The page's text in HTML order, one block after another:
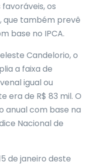
os
que também prevê
base no IPCA.
Candelorio, o
a faixa de
igual ou
era de R$ 83 mil. O
anual com base na
Nacional de
de janeiro deste